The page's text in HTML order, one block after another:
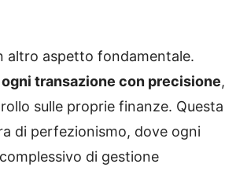
altro aspetto fondamentale.
transazione con precisione,
sulle proprie finanze. Questa
di perfezionismo, dove ogni
di gestione